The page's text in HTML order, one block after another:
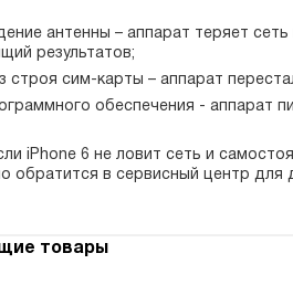
антенны – аппарат теряет
результатов;
строя сим-карты – аппарат
обеспечения - аппарат
iPhone 6 не ловит сеть и
обратится в сервисный центр для
товары